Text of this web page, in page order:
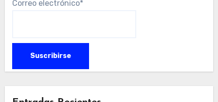
Correo electrónico*